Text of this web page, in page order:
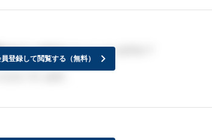
れている方はいらっしゃいますか？
登録して閲覧する（無料）